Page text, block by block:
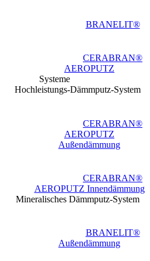
BRANELIT®
CERABRAN®
AEROPUTZ
Systeme
Hochleistungs-Dämmputz-System
CERABRAN®
AEROPUTZ
Außendämmung
CERABRAN®
AEROPUTZ Innendämmung
Mineralisches Dämmputz-System
BRANELIT®
Außendämmung